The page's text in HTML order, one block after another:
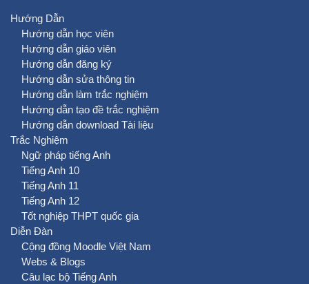
Hướng Dẫn
Hướng dẫn học viên
Hướng dẫn giáo viên
Hướng dẫn đăng ký
Hướng dẫn sửa thông tin
Hướng dẫn làm trắc nghiệm
Hướng dẫn tạo đề trắc nghiệm
Hướng dẫn download Tài liệu
Trắc Nghiệm
Ngữ pháp tiếng Anh
Tiếng Anh 10
Tiếng Anh 11
Tiếng Anh 12
Tốt nghiệp THPT quốc gia
Diễn Đàn
Cộng đồng Moodle Việt Nam
Webs & Blogs
Câu lạc bộ Tiếng Anh